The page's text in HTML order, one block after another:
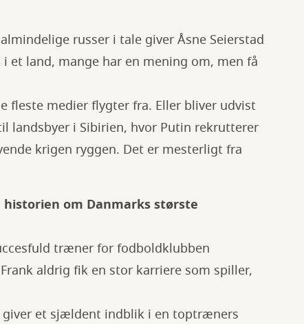
russer i tale giver Åsne Seierstad
et land, mange har en mening om, men få
fleste medier flygter fra. Eller bliver udvist
landsbyer i Sibirien, hvor Putin rekrutterer
krigen ryggen. Det er mesterligt fra
historien om Danmarks største
træner for fodboldklubben
aldrig fik en stor karriere som spiller,
giver et sjældent indblik i en toptræners